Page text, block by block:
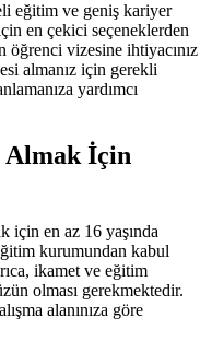
eğitim ve geniş kariyer
en çekici seçeneklerden
vizesine ihtiyacınız
almanız için gerekli
yardımcı
Almak İçin
için en az 16 yaşında
kurumundan kabul
ikamet ve eğitim
olması gerekmektedir.
alanınıza göre